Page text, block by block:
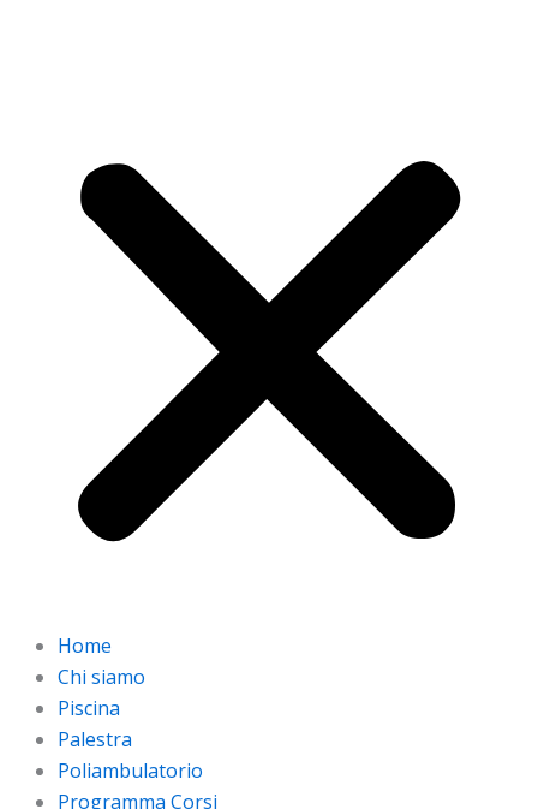
Home
Chi siamo
Piscina
Palestra
Poliambulatorio
Programma Corsi